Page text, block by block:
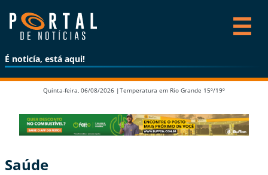
É noticía, está aqui!
Quinta-feira, 06/08/2026 | Temperatura em Rio Grande 15º/19º
Saúde